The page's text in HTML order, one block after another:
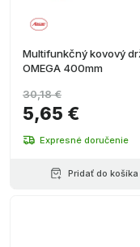
Multifunkčný kovový
OMEGA 400mm
5,65 €
30,18 €
Expresné doručenie
Pridať do košíka